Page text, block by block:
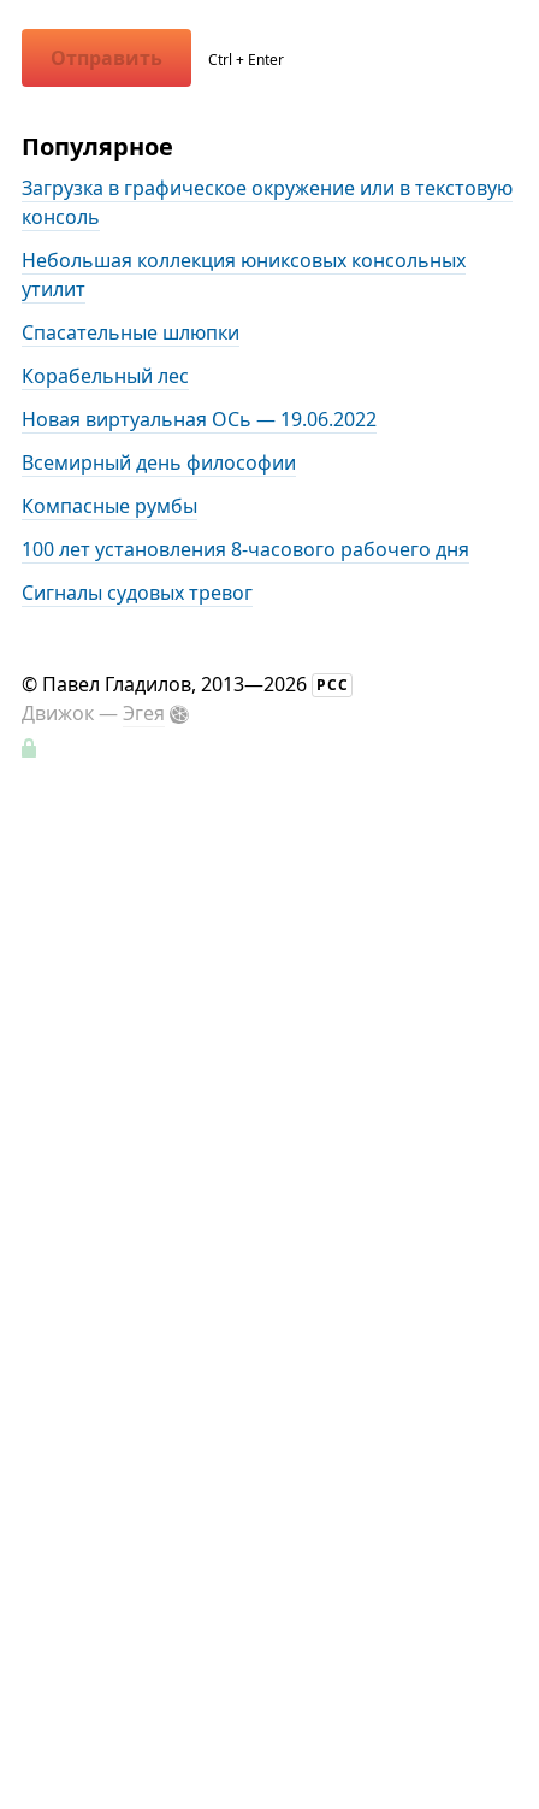
Отправить Ctrl + Enter
Популярное
Загрузка в графическое окружение или в текстовую
консоль
Небольшая коллекция юниксовых консольных
утилит
Спасательные шлюпки
Корабельный лес
Новая виртуальная ОСь — 19.06.2022
Всемирный день философии
Компасные румбы
100 лет установления 8-часового рабочего дня
Сигналы судовых тревог
© Павел Гладилов, 2013—2026 РСС
Движок —Эгея